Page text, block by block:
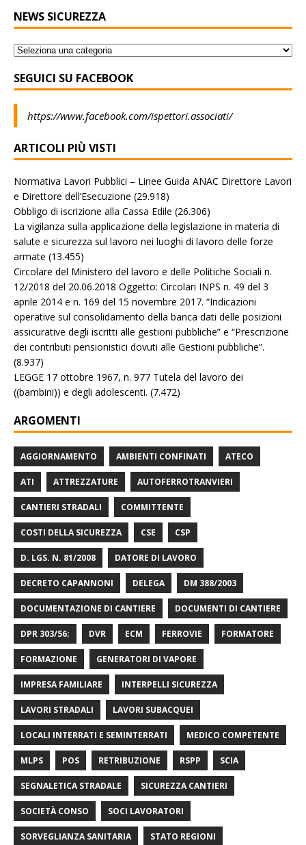
NEWS SICUREZZA
SEGUICI SU FACEBOOK
https://www.facebook.com/ispettori.associati/
ARTICOLI PIÙ VISTI
Normativa Lavori Pubblici – Linee Guida ANAC Direttore Lavori
e Direttore dell’Esecuzione (29.918)
Obbligo di iscrizione alla Cassa Edile (26.306)
La vigilanza sulla applicazione della legislazione in materia di
salute e sicurezza sul lavoro nei luoghi di lavoro delle forze
armate (13.455)
Circolare del Ministero del lavoro e delle Politiche Sociali n.
12/2018 del 20.06.2018 Oggetto: Circolari INPS n. 49 del 3
aprile 2014 e n. 169 del 15 novembre 2017. “Indicazioni
operative sul consolidamento della banca dati delle posizioni
assicurative degli iscritti alle gestioni pubbliche” e “Prescrizione
dei contributi pensionistici dovuti alle Gestioni pubbliche”.
(8.937)
LEGGE 17 ottobre 1967, n. 977 Tutela del lavoro dei
((bambini)) e degli adolescenti. (7.472)
ARGOMENTI
AGGIORNAMENTO AMBIENTI CONFINATI ATECO
ATI ATTREZZATURE AUTOFERROTRANVIERI
CANTIERI STRADALI COMMITTENTE
COSTI DELLA SICUREZZA CSE CSP
D. LGS. N. 81/2008 DATORE DI LAVORO
DECRETO CAPANNONI DELEGA DM 388/2003
DOCUMENTAZIONE DI CANTIERE DOCUMENTI DI CANTIERE
DPR 303/56; DVR ECM FERROVIE FORMATORE
FORMAZIONE GENERATORI DI VAPORE
IMPRESA FAMILIARE INTERPELLI SICUREZZA
LAVORI STRADALI LAVORI SUBACQUEI
LOCALI INTERRATI E SEMINTERRATI MEDICO COMPETENTE
MLPS POS RETRIBUZIONE RSPP SCIA
SEGNALETICA STRADALE SICUREZZA CANTIERI
SOCIETÀ CONSO SOCI LAVORATORI
SORVEGLIANZA SANITARIA STATO REGIONI